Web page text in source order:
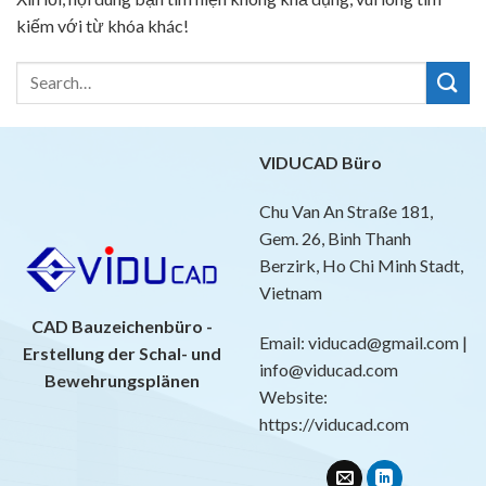
kiếm với từ khóa khác!
CAD Bauzeichenbüro -
Erstellung der Schal- und
Bewehrungsplänen
VIDUCAD Büro
Chu Van An Straße 181,
Gem. 26, Binh Thanh
Berzirk, Ho Chi Minh Stadt,
Vietnam
Email: viducad@gmail.com |
info@viducad.com
Website:
https://viducad.com